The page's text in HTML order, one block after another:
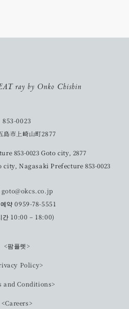
ray by Onko Chishin
853-0023
島市上崎山町2877
853-0023 Goto city, 2877
Nagasaki Prefecture 853-0023
goto@okcs.co.jp
약 0959-78-5551
간 10:00 – 18:00)
<팜플렛>
Policy>
and Conditions>
<Careers>